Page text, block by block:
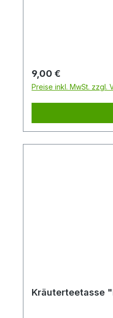
Regulärer Preis:
9,00 €
Preise inkl. MwSt. zzgl.
Kräuterteetasse